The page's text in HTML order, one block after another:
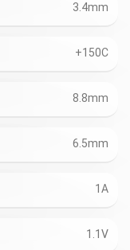
3.4mm
+150C
8.8mm
6.5mm
1A
1.1V